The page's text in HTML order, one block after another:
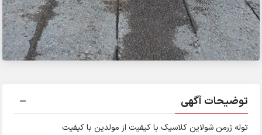
توضیحات آگهی
توله ژرمن شولاین کلاسیک با کیفیت از مولدین با کیفیت